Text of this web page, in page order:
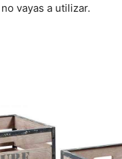
vayas a utilizar.